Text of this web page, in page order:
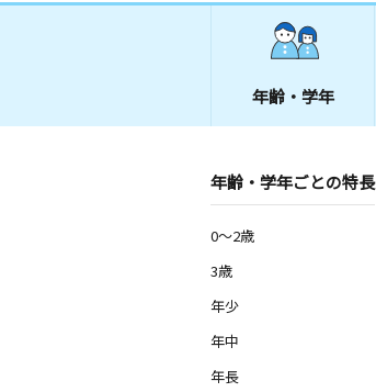
年齢・学年
年齢・学年ごとの特長
0～2歳
3歳
年少
年中
年長